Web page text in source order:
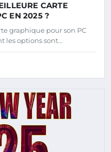
CARTE
EN 2025 ?
graphique pour son PC
les options sont…